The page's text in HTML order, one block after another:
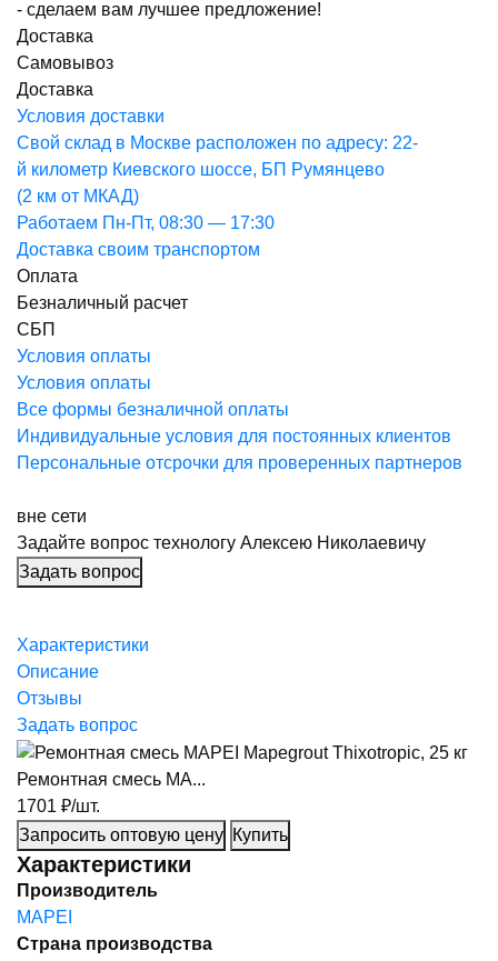
- сделаем вам лучшее предложение!
Доставка
Самовывоз
Доставка
Условия доставки
Свой склад в Москве расположен по адресу: 22-
й километр Киевского шоссе, БП Румянцево
(2 км от МКАД)
Работаем Пн-Пт, 08:30 — 17:30
Доставка своим транспортом
Оплата
Безналичный расчет
СБП
Условия оплаты
Условия оплаты
Все формы безналичной оплаты
Индивидуальные условия для постоянных клиентов
Персональные отсрочки для проверенных партнеров
вне сети
Задайте вопрос технологу Алексею Николаевичу
Задать вопрос
Характеристики
Описание
Отзывы
Задать вопрос
Ремонтная смесь MA...
1701 ₽/шт.
Запросить оптовую цену Купить
Характеристики
Производитель
MAPEI
Страна производства